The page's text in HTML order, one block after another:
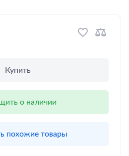
Купить
о наличии
похожие товары